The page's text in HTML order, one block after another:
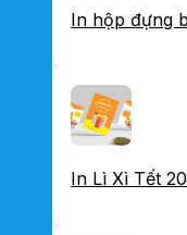
In hộp đựng
In Lì Xì Tết